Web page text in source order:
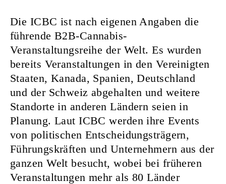
Die ICBC ist nach eigenen Angaben die
führende B2B-Cannabis-
Veranstaltungsreihe der Welt. Es wurden
bereits Veranstaltungen in den Vereinigten
Staaten, Kanada, Spanien, Deutschland
und der Schweiz abgehalten und weitere
Standorte in anderen Ländern seien in
Planung. Laut ICBC werden ihre Events
von politischen Entscheidungsträgern,
Führungskräften und Unternehmern aus der
ganzen Welt besucht, wobei bei früheren
Veranstaltungen mehr als 80 Länder